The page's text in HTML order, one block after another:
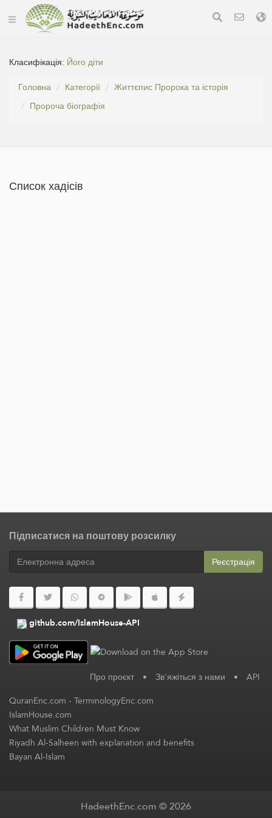
Класифікація: Його діти
Головна
Категорії
Життєпис Пророка та історія
Пророча біографія
Список хадісів
Підписатися на поштову розсилку
Реєстрація
github.com/IslamHouse-API
Про проєкт • Зв'яжіться з нами • API
QuranEnc.com-TerminologyEnc.com
IslamHouse.com
What Muslim Children Must Know
Riyadh Al-Salheen with explanation and benefits
Bayan Al-Islam
HadeethEnc.com © 2026